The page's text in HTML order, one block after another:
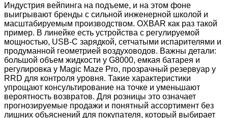
Индустрия вейпинга на подъеме, и на этом фоне
выигрывают бренды с сильной инженерной школой и
масштабируемым производством. OXBAR как раз такой
пример. В линейке есть устройства с регулируемой
мощностью, USB-C зарядкой, сетчатыми испарителями и
продуманной геометрией воздуховодов. Важны детали:
большой объем жидкости у G8000, емкая батарея и
регулировка у Magic Maze Pro, прозрачный резервуар у
RRD для контроля уровня. Такие характеристики
упрощают консультирование на точке и уменьшают
вероятность возвратов. Для розницы это означает
прогнозируемые продажи и понятный ассортимент без
лишних объяснений для покупателя, который выбирает